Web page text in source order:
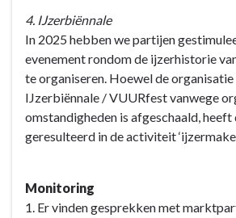
4. IJzerbiënnale
In 2025 hebben we partijen
evenement rondom de ijzerhistorie
te organiseren. Hoewel de organisatie
IJzerbiënnale / VUURfest vanwege
omstandigheden is afgeschaald,
geresulteerd in de activiteit
Monitoring
1. Er vinden gesprekken met